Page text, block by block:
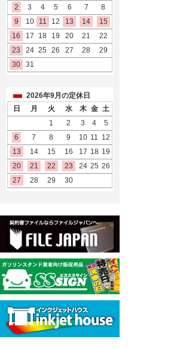
2
3 4 5 6 7
8
9
10 11 12 13 14
15
16
17 18 19 20 21
22
23
24 25 26 27 28
29
30
31
2026年9月の定休日
日
月 火 水 木 金 土
1
2 3 4
5
6
7 8 9 10 11 12
13
14 15 16 17 18 19
20
21 22 23 24 25 26
27
28 29 30